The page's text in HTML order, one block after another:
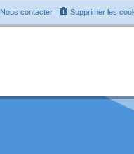
Supprimer les
Nous contacter